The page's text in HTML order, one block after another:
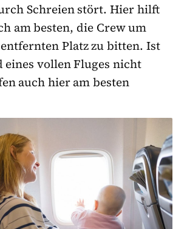
Schreien stört. Hier hilft
am besten, die Crew um
Platz zu bitten. Ist
eines vollen Fluges nicht
auch hier am besten